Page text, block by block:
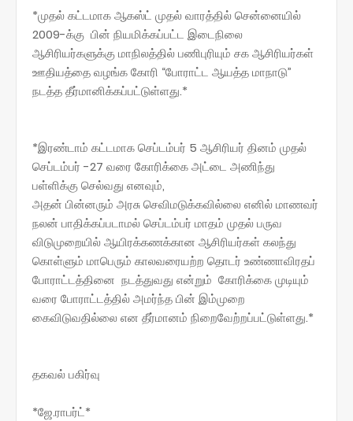
*முதல் கட்டமாக ஆகஸ்ட் முதல் வாரத்தில் சென்னையில்
2009-க்கு பின் நியமிக்கப்பட்ட இடைநிலை
ஆசிரியர்களுக்கு மாநிலத்தில் பணிபுரியும் சக ஆசிரியர்கள்
ஊதியத்தை வழங்க கோரி “போராட்ட ஆயத்த மாநாடு”
நடத்த தீர்மானிக்கப்பட்டுள்ளது.*
*இரண்டாம் கட்டமாக செப்டம்பர் 5 ஆசிரியர் தினம் முதல்
செப்டம்பர் -27 வரை கோரிக்கை அட்டை அணிந்து
பள்ளிக்கு செல்வது எனவும்,
அதன் பின்னரும் அரசு செவிமடுக்கவில்லை எனில் மாணவர்
நலன் பாதிக்கப்படாமல் செப்டம்பர் மாதம் முதல் பருவ
விடுமுறையில் ஆயிரக்கணக்கான ஆசிரியர்கள் கலந்து
கொள்ளும் மாபெரும் காலவரையற்ற தொடர் உண்ணாவிரதப்
போராட்டத்தினை நடத்துவது என்றும் கோரிக்கை முடியும்
வரை போராட்டத்தில் அமர்ந்த பின் இம்முறை
கைவிடுவதில்லை என தீர்மானம் நிறைவேற்றப்பட்டுள்ளது.*
தகவல் பகிர்வு
*ஜே.ராபர்ட்*